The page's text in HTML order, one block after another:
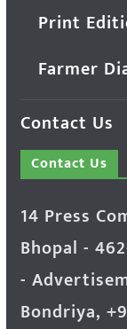
Print
Farmer
Contact Us
Contact Us
14 Press
Bhopal -
-
Bondriya,